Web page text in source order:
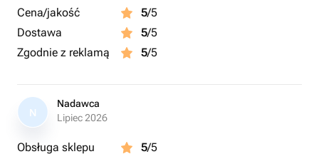
Cena/jakość
5/5
Dostawa
5/5
Zgodnie z reklamą
5/5
N
Nadawca
Lipiec 2026
Obsługa sklepu 5/5